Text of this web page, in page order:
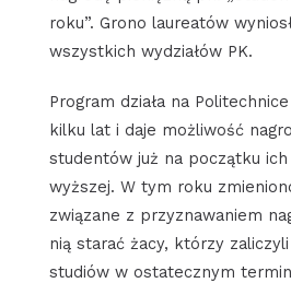
roku”. Grono laureatów
wszystkich wydziałów PK.
Program działa na
kilku lat i daje możliwość
studentów już na początku
wyższej. W tym roku
związane z przyznawaniem
nią starać żacy, którzy
studiów w ostatecznym